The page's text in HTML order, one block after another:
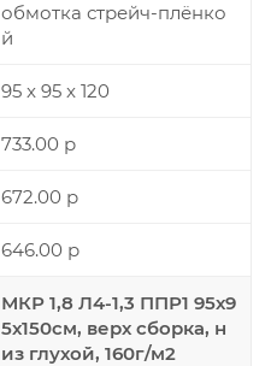
обмотка стрейч-плёнко
й
95 x 95 x 120
733.00 р
672.00 р
646.00 р
МКР 1,8 Л4-1,3 ППР1 95х9
5х150см, верх сборка, н
из глухой, 160г/м2